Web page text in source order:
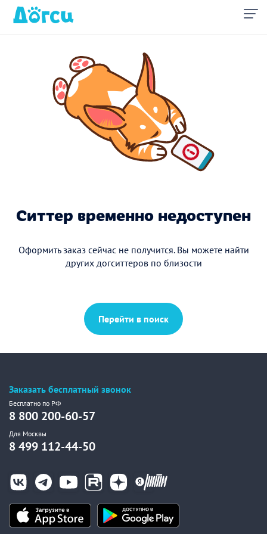
Ситтер временно недоступен
Оформить заказ сейчас не получится. Вы можете найти
других догситтеров по близости
Перейти в поиск
Заказать бесплатный звонок
Бесплатно по РФ
8 800 200-60-57
Для Москвы
8 499 112-44-50